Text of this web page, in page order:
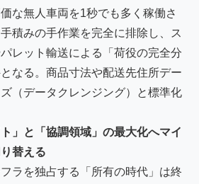
な無人車両を1秒でも多く稼働さ
積みの手作業を完全に排除し、ス
レット輸送による「荷役の完全分
なる。商品寸法や配送先住所デー
（データクレンジング）と標準化
ト」と「協調領域」の最大化へマイ
替える
ラを独占する「所有の時代」は終